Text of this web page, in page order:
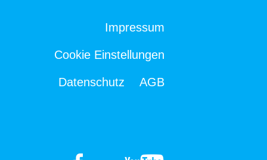
Impressum
Cookie Einstellungen
Datenschutz AGB